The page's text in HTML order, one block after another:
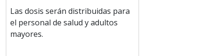
Las dosis serán distribuidas para
el personal de salud y adultos
mayores.